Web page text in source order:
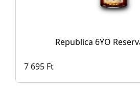
Republica 6YO
7 695 Ft